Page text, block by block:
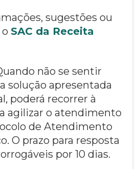
sugestões ou
SAC da Receita
não se sentir
solução apresentada
poderá recorrer à
agilizar o atendimento
de Atendimento
O prazo para resposta
por 10 dias.